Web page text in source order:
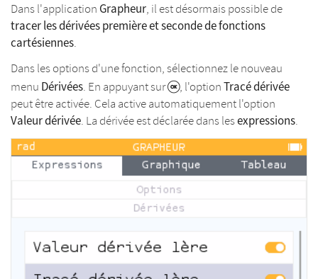
Dans l'application Grapheur, il est désormais possible de
tracer les dérivées première et seconde de fonctions
cartésiennes.
Dans les options d'une fonction, sélectionnez le nouveau
menu Dérivées. En appuyant sur , l'optionTracé dérivée
peut être activée. Cela active automatiquement l'option
Valeur dérivée. La dérivée est déclarée dans lesexpressions.